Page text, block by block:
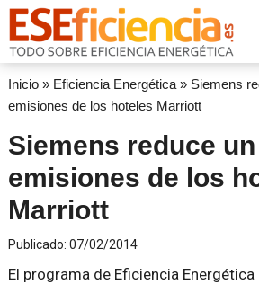
Inicio» Eficiencia Energética» Siemens
emisiones de los hoteles Marriott
Siemens reduce
emisiones de los
Marriott
Publicado: 07/02/2014
El programa de Eficiencia